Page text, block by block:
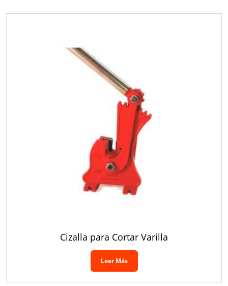
Cizalla para Cortar Varilla
Leer Más